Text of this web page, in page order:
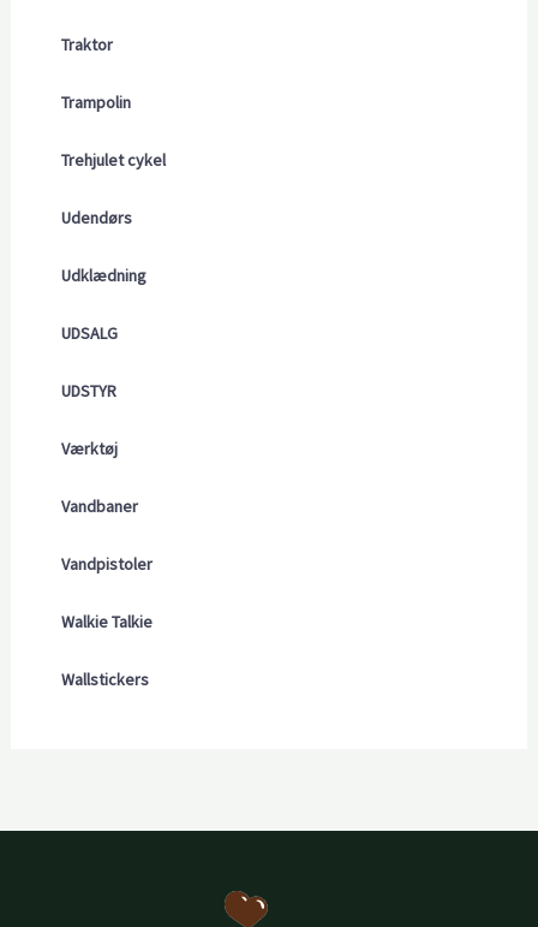
Traktor
Trampolin
Trehjulet cykel
Udendørs
Udklædning
UDSALG
UDSTYR
Værktøj
Vandbaner
Vandpistoler
Walkie Talkie
Wallstickers